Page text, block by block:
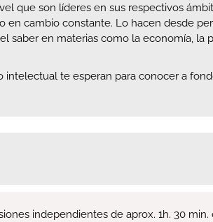
que son líderes en sus respectivos
en cambio constante. Lo hacen desde
saber en materias como la economía, la
intelectual te esperan para conocer a
independientes de aprox. 1h. 30 min.